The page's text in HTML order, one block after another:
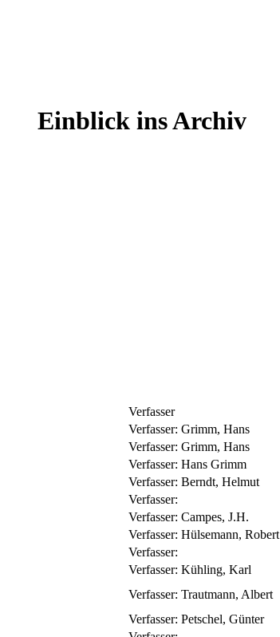
Einblick ins Archiv
Verfasser
Verfasser: Grimm, Hans
Verfasser: Grimm, Hans
Verfasser: Hans Grimm
Verfasser: Berndt, Helmut
Verfasser:
Verfasser: Campes, J.H.
Verfasser: Hülsemann, Robert
Verfasser:
Verfasser: Kühling, Karl
Verfasser: Trautmann, Albert
Verfasser: Petschel, Günter